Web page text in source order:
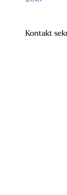
Kontakt